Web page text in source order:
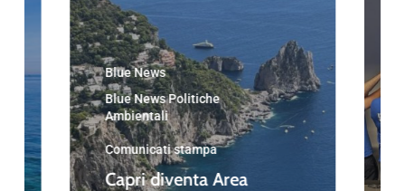
Blue News
Blue News Politiche
Ambientali
Comunicati stampa
Capri diventa Area